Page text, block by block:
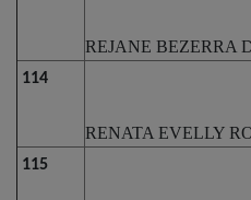
REJANE BEZERRA
114
RENATA EVELLY
115